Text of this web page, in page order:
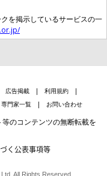
を掲示しているサービスの一
広告掲載
利用規約
専門家一覧 お問い合わせ
のコンテンツの無断転載を
く公表事項等
All Rights Reserved.